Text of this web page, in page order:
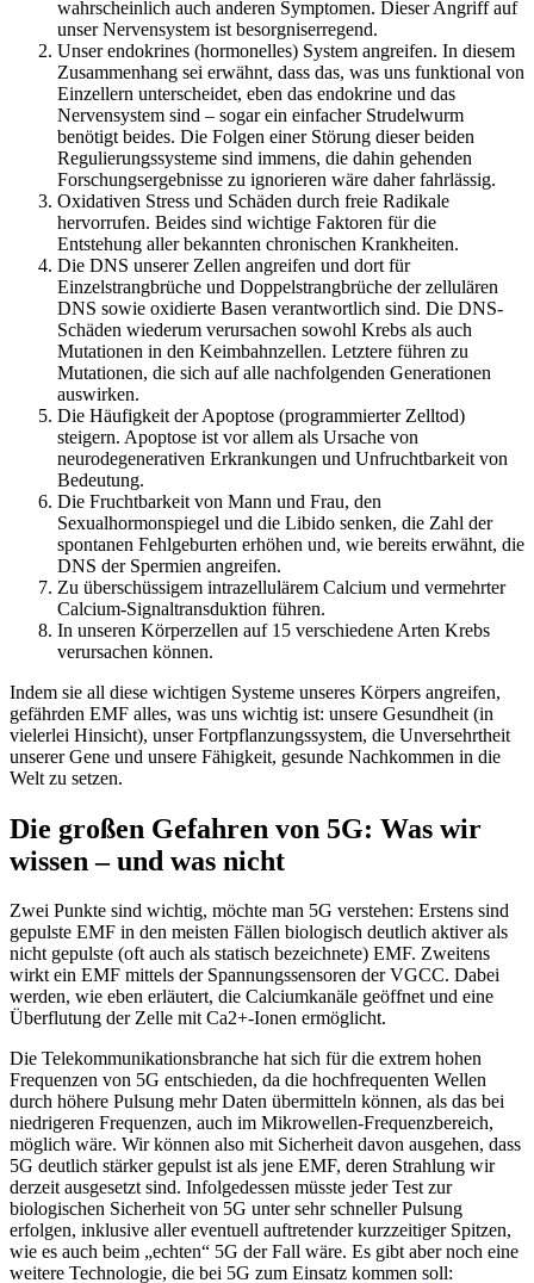
wahrscheinlich auch anderen Symptomen. Dieser Angriff auf
unser Nervensystem ist besorgniserregend.
Unser endokrines (hormonelles) System angreifen. In diesem
Zusammenhang sei erwähnt, dass das, was uns funktional von
Einzellern unterscheidet, eben das endokrine und das
Nervensystem sind – sogar ein einfacher Strudelwurm
benötigt beides. Die Folgen einer Störung dieser beiden
Regulierungssysteme sind immens, die dahin gehenden
Forschungsergebnisse zu ignorieren wäre daher fahrlässig.
Oxidativen Stress und Schäden durch freie Radikale
hervorrufen. Beides sind wichtige Faktoren für die
Entstehung aller bekannten chronischen Krankheiten.
Die DNS unserer Zellen angreifen und dort für
Einzelstrangbrüche und Doppelstrangbrüche der zellulären
DNS sowie oxidierte Basen verantwortlich sind. Die DNS-
Schäden wiederum verursachen sowohl Krebs als auch
Mutationen in den Keimbahnzellen. Letztere führen zu
Mutationen, die sich auf alle nachfolgenden Generationen
auswirken.
Die Häufigkeit der Apoptose (programmierter Zelltod)
steigern. Apoptose ist vor allem als Ursache von
neurodegenerativen Erkrankungen und Unfruchtbarkeit von
Bedeutung.
Die Fruchtbarkeit von Mann und Frau, den
Sexualhormonspiegel und die Libido senken, die Zahl der
spontanen Fehlgeburten erhöhen und, wie bereits erwähnt, die
DNS der Spermien angreifen.
Zu überschüssigem intrazellulärem Calcium und vermehrter
Calcium-Signaltransduktion führen.
In unseren Körperzellen auf 15 verschiedene Arten Krebs
verursachen können.
Indem sie all diese wichtigen Systeme unseres Körpers angreifen,
gefährden EMF alles, was uns wichtig ist: unsere Gesundheit (in
vielerlei Hinsicht), unser Fortpflanzungssystem, die Unversehrtheit
unserer Gene und unsere Fähigkeit, gesunde Nachkommen in die
Welt zu setzen.
Die großen Gefahren von 5G: Was wir
wissen – und was nicht
Zwei Punkte sind wichtig, möchte man 5G verstehen: Erstens sind
gepulste EMF in den meisten Fällen biologisch deutlich aktiver als
nicht gepulste (oft auch als statisch bezeichnete) EMF. Zweitens
wirkt ein EMF mittels der Spannungssensoren der VGCC. Dabei
werden, wie eben erläutert, die Calciumkanäle geöffnet und eine
Überflutung der Zelle mit Ca2+-Ionen ermöglicht.
Die Telekommunikationsbranche hat sich für die extrem hohen
Frequenzen von 5G entschieden, da die hochfrequenten Wellen
durch höhere Pulsung mehr Daten übermitteln können, als das bei
niedrigeren Frequenzen, auch im Mikrowellen-Frequenzbereich,
möglich wäre. Wir können also mit Sicherheit davon ausgehen, dass
5G deutlich stärker gepulst ist als jene EMF, deren Strahlung wir
derzeit ausgesetzt sind. Infolgedessen müsste jeder Test zur
biologischen Sicherheit von 5G unter sehr schneller Pulsung
erfolgen, inklusive aller eventuell auftretender kurzzeitiger Spitzen,
wie es auch beim „echten“ 5G der Fall wäre. Es gibt aber noch eine
weitere Technologie, die bei 5G zum Einsatz kommen soll: